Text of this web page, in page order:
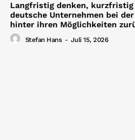
Langfristig denken, kurzfristig
deutsche Unternehmen bei
hinter ihren Möglichkeiten
Stefan Hans - Juli 15, 2026